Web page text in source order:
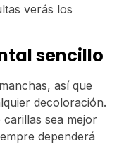
verás los
sencillo
así que
decoloración.
sea mejor
dependerá